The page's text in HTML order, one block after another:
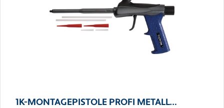
1K-MONTAGEPISTOLE PROFI METALL…